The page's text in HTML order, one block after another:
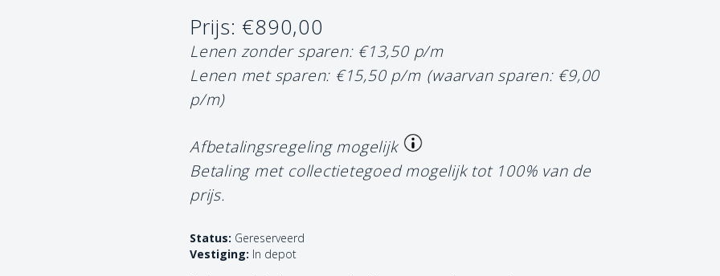
Prijs: €890,00
Lenen zonder sparen: €13,50 p/m
Lenen met sparen: €15,50 p/m (waarvan sparen: €9,00
p/m)
Afbetalingsregeling mogelijk
Betaling met collectietegoed mogelijk tot 100% van de
prijs.
Status: Gereserveerd
Vestiging: In depot